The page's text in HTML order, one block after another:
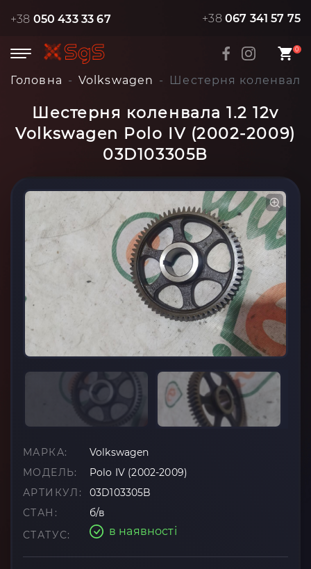
+38 050 433 33 67 +38 067 341 57 75
0
Головна Volkswagen Шестерня коленвала
Шестерня коленвала 1.2 12v
Volkswagen Polo IV (2002-2009)
03D103305B
МАРКА:
Volkswagen
МОДЕЛЬ:
Polo IV (2002-2009)
АРТИКУЛ:
03D103305B
СТАН:
б/в
СТАТУС:
в наявності